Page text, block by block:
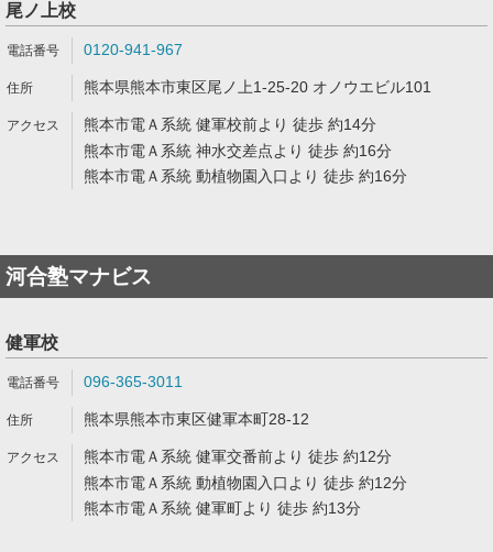
尾ノ上校
0120-941-967
熊本県熊本市東区尾ノ上1-25-20 オノウエビル101
熊本市電Ａ系統 健軍校前より 徒歩 約14分
熊本市電Ａ系統 神水交差点より 徒歩 約16分
熊本市電Ａ系統 動植物園入口より 徒歩 約16分
河合塾マナビス
健軍校
096-365-3011
熊本県熊本市東区健軍本町28-12
熊本市電Ａ系統 健軍交番前より 徒歩 約12分
熊本市電Ａ系統 動植物園入口より 徒歩 約12分
熊本市電Ａ系統 健軍町より 徒歩 約13分